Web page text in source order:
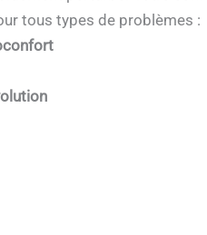
tous types de problèmes :